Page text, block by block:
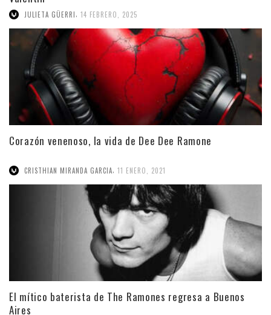
JULIETA GÜERRI, 14 FEBRERO, 2025
Corazón venenoso, la vida de Dee Dee Ramone
CRISTHIAN MIRANDA GARCIA, 11 ENERO, 2021
El mítico baterista de The Ramones regresa a Buenos
Aires